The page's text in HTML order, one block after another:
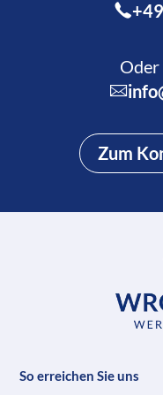
Oder
Zum
So erreichen Sie uns